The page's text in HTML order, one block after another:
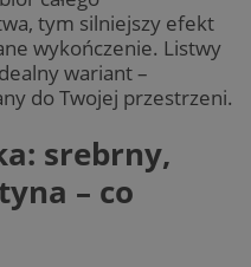
tym silniejszy efekt
wykończenie. Listwy
wariant –
do Twojej przestrzeni.
srebrny,
– co